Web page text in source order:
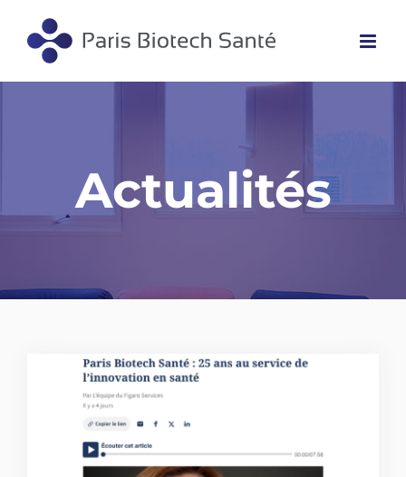
contenu
Actualités